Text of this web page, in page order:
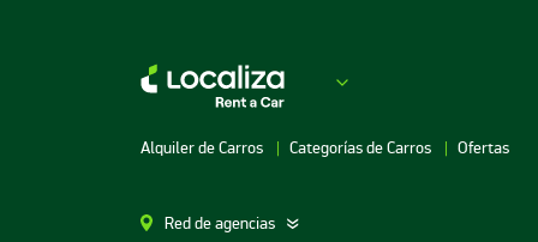
Alquiler de Carros Categorías de Carros Ofertas
Red de agencias